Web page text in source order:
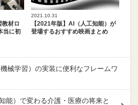
教材ロ
当に初
2021.10.31
【2021年版】AI（人工知能）が
登場するおすすめ映画まとめ
械学習）の実装に便利なフレームワ
能）で変わる介護・医療の将来と